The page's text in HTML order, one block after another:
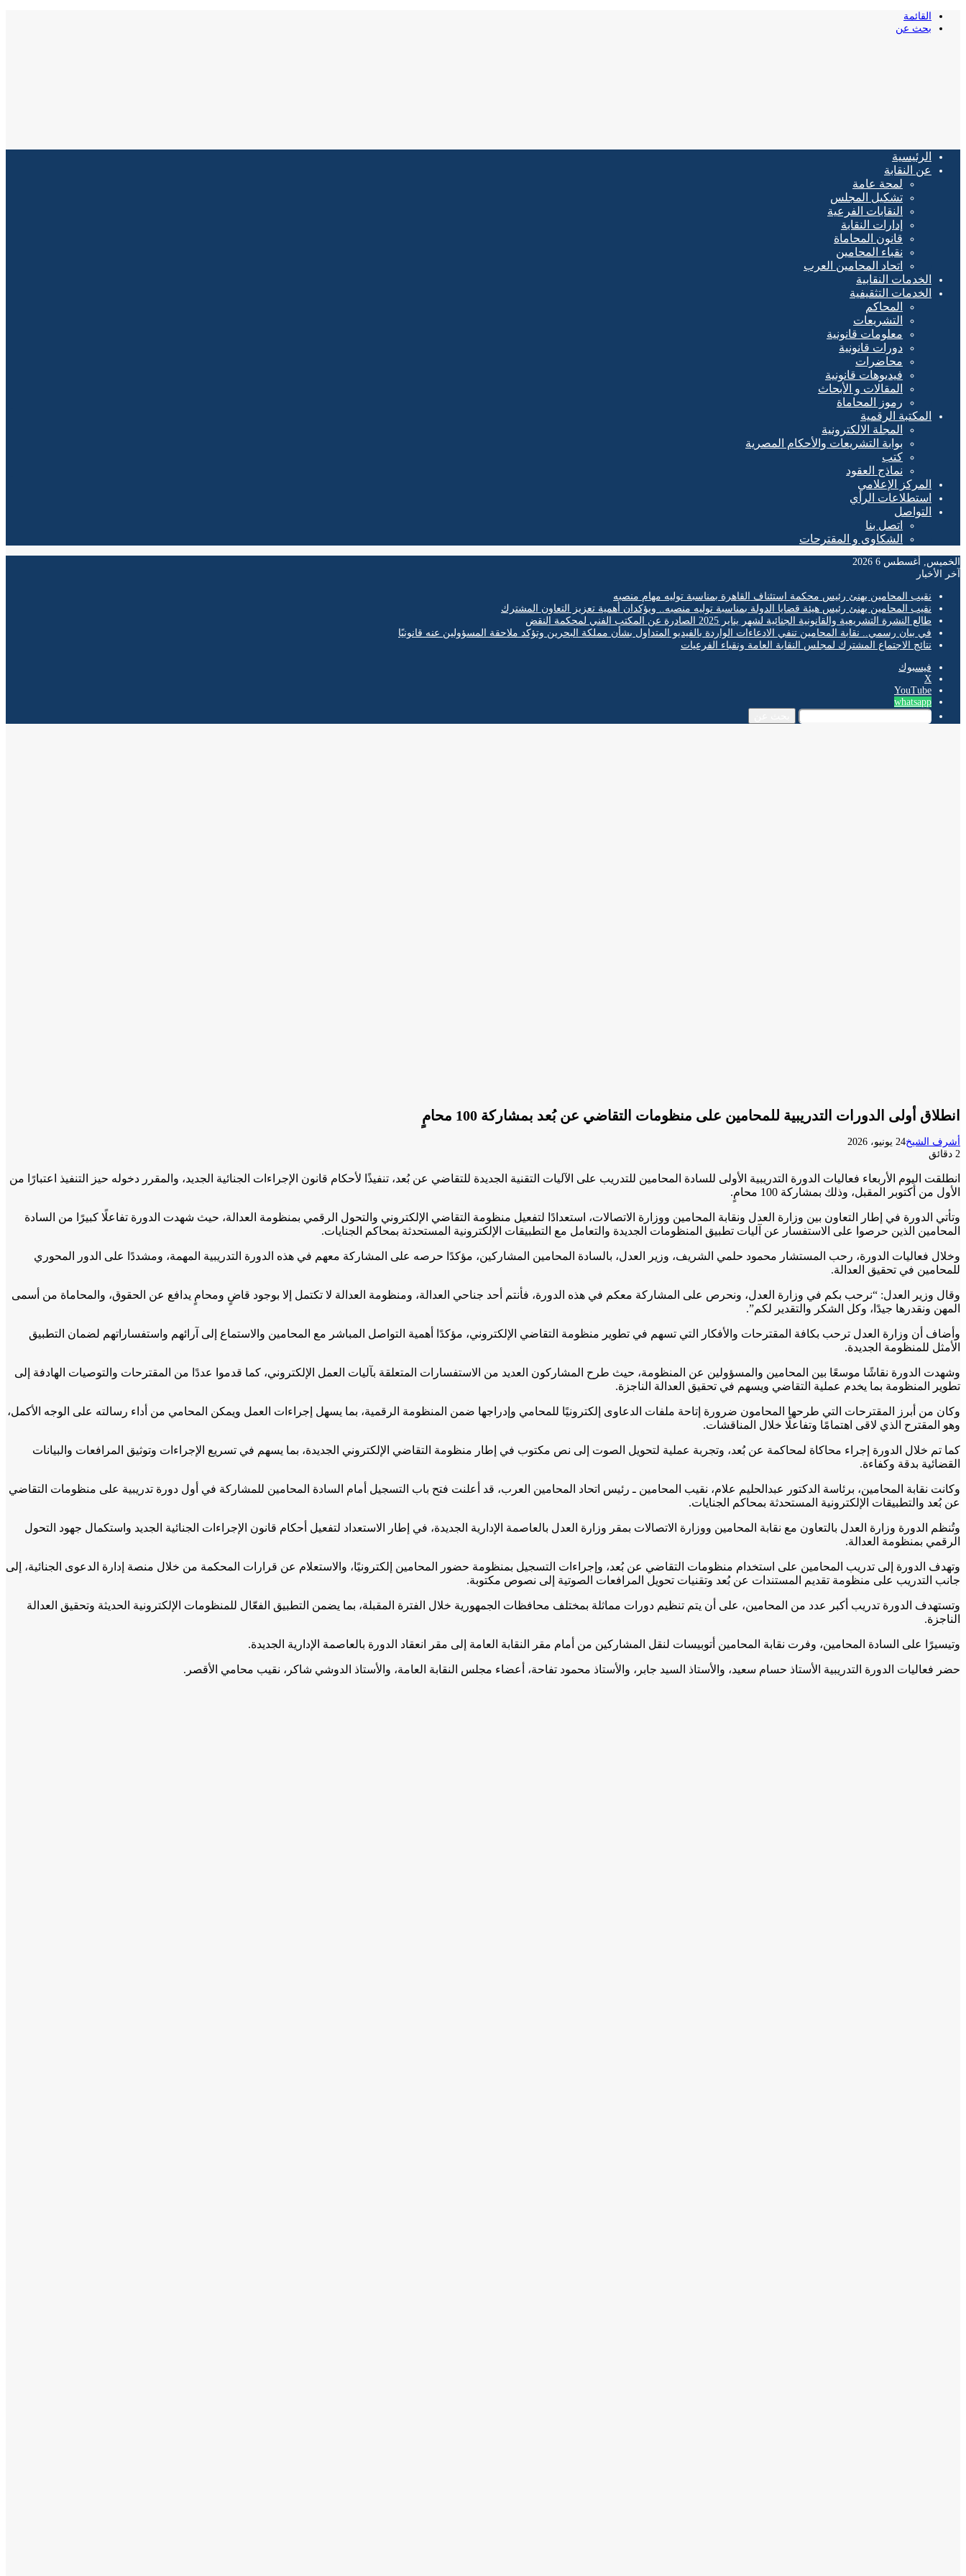
القائمة
بحث عن
الرئيسية
عن النقابة
لمحة عامة
تشكيل المجلس
النقابات الفرعية
إدارات النقابة
قانون المحاماة
نقباء المحامين
اتحاد المحامين العرب
الخدمات النقابية
الخدمات التثقيفية
المحاكم
التشريعات
معلومات قانونية
دورات قانونية
محاضرات
فيديوهات قانونية
المقالات و الأبحاث
رموز المحاماة
المكتبة الرقمية
المجلة الالكترونية
بوابة التشريعات والأحكام المصرية
كتب
نماذج العقود
المركز الإعلامي
استطلاعات الرأي
التواصل
اتصل بنا
الشكاوى و المقترحات
الخميس, أغسطس 6 2026
آخر الأخبار
نقيب المحامين يهنئ رئيس محكمة استئناف القاهرة بمناسبة توليه مهام منصبه
نقيب المحامين يهنئ رئيس هيئة قضايا الدولة بمناسبة توليه منصبه.. ويؤكدان أهمية تعزيز التعاون المشترك
طالع النشرة التشريعية والقانونية الجنائية لشهر يناير 2025 الصادرة عن المكتب الفني لمحكمة النقض
في بيان رسمي.. نقابة المحامين تنفي الادعاءات الواردة بالفيديو المتداول بشأن مملكة البحرين وتؤكد ملاحقة المسؤولين عنه قانونيًا
نتائج الاجتماع المشترك لمجلس النقابة العامة ونقباء الفرعيات
فيسبوك
‫X
‫YouTube
whatsapp
انطلاق أولى الدورات التدريبية للمحامين على منظومات التقاضي عن بُعد بمشاركة 100 محامٍ
أشرف الشيخ24 يونيو، 2026
2 دقائق
انطلقت اليوم الأربعاء فعاليات الدورة التدريبية الأولى للسادة المحامين للتدريب على الآليات التقنية الجديدة للتقاضي عن بُعد، تنفيذًا لأحكام قانون الإجراءات الجنائية الجديد، والمقرر دخوله حيز التنفيذ اعتبارًا من
الأول من أكتوبر المقبل، وذلك بمشاركة 100 محامٍ.
وتأتي الدورة في إطار التعاون بين وزارة العدل ونقابة المحامين ووزارة الاتصالات، استعدادًا لتفعيل منظومة التقاضي الإلكتروني والتحول الرقمي بمنظومة العدالة، حيث شهدت الدورة تفاعلًا كبيرًا من السادة
المحامين الذين حرصوا على الاستفسار عن آليات تطبيق المنظومات الجديدة والتعامل مع التطبيقات الإلكترونية المستحدثة بمحاكم الجنايات.
وخلال فعاليات الدورة، رحب المستشار محمود حلمي الشريف، وزير العدل، بالسادة المحامين المشاركين، مؤكدًا حرصه على المشاركة معهم في هذه الدورة التدريبية المهمة، ومشددًا على الدور المحوري
للمحامين في تحقيق العدالة.
وقال وزير العدل: “نرحب بكم في وزارة العدل، ونحرص على المشاركة معكم في هذه الدورة، فأنتم أحد جناحي العدالة، ومنظومة العدالة لا تكتمل إلا بوجود قاضٍ ومحامٍ يدافع عن الحقوق، والمحاماة من أسمى
المهن ونقدرها جيدًا، وكل الشكر والتقدير لكم”.
وأضاف أن وزارة العدل ترحب بكافة المقترحات والأفكار التي تسهم في تطوير منظومة التقاضي الإلكتروني، مؤكدًا أهمية التواصل المباشر مع المحامين والاستماع إلى آرائهم واستفساراتهم لضمان التطبيق
الأمثل للمنظومة الجديدة.
وشهدت الدورة نقاشًا موسعًا بين المحامين والمسؤولين عن المنظومة، حيث طرح المشاركون العديد من الاستفسارات المتعلقة بآليات العمل الإلكتروني، كما قدموا عددًا من المقترحات والتوصيات الهادفة إلى
تطوير المنظومة بما يخدم عملية التقاضي ويسهم في تحقيق العدالة الناجزة.
وكان من أبرز المقترحات التي طرحها المحامون ضرورة إتاحة ملفات الدعاوى إلكترونيًا للمحامي وإدراجها ضمن المنظومة الرقمية، بما يسهل إجراءات العمل ويمكن المحامي من أداء رسالته على الوجه الأكمل،
وهو المقترح الذي لاقى اهتمامًا وتفاعلًا خلال المناقشات.
كما تم خلال الدورة إجراء محاكاة لمحاكمة عن بُعد، وتجربة عملية لتحويل الصوت إلى نص مكتوب في إطار منظومة التقاضي الإلكتروني الجديدة، بما يسهم في تسريع الإجراءات وتوثيق المرافعات والبيانات
القضائية بدقة وكفاءة.
وكانت نقابة المحامين، برئاسة الدكتور عبدالحليم علام، نقيب المحامين ـ رئيس اتحاد المحامين العرب، قد أعلنت فتح باب التسجيل أمام السادة المحامين للمشاركة في أول دورة تدريبية على منظومات التقاضي
عن بُعد والتطبيقات الإلكترونية المستحدثة بمحاكم الجنايات.
وتُنظم الدورة وزارة العدل بالتعاون مع نقابة المحامين ووزارة الاتصالات بمقر وزارة العدل بالعاصمة الإدارية الجديدة، في إطار الاستعداد لتفعيل أحكام قانون الإجراءات الجنائية الجديد واستكمال جهود التحول
الرقمي بمنظومة العدالة.
وتهدف الدورة إلى تدريب المحامين على استخدام منظومات التقاضي عن بُعد، وإجراءات التسجيل بمنظومة حضور المحامين إلكترونيًا، والاستعلام عن قرارات المحكمة من خلال منصة إدارة الدعوى الجنائية، إلى
جانب التدريب على منظومة تقديم المستندات عن بُعد وتقنيات تحويل المرافعات الصوتية إلى نصوص مكتوبة.
وتستهدف الدورة تدريب أكبر عدد من المحامين، على أن يتم تنظيم دورات مماثلة بمختلف محافظات الجمهورية خلال الفترة المقبلة، بما يضمن التطبيق الفعّال للمنظومات الإلكترونية الحديثة وتحقيق العدالة
الناجزة.
وتيسيرًا على السادة المحامين، وفرت نقابة المحامين أتوبيسات لنقل المشاركين من أمام مقر النقابة العامة إلى مقر انعقاد الدورة بالعاصمة الإدارية الجديدة.
حضر فعاليات الدورة التدريبية الأستاذ حسام سعيد، والأستاذ السيد جابر، والأستاذ محمود تفاحة، أعضاء مجلس النقابة العامة، والأستاذ الدوشي شاكر، نقيب محامي الأقصر.